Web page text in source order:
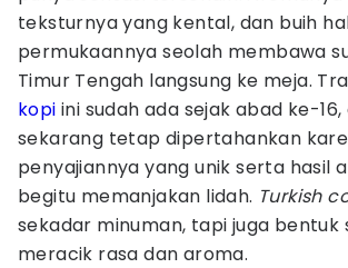
teksturnya yang kental, dan buih
permukaannya seolah membawa
Timur Tengah langsung ke meja.
kopi ini sudah ada sejak abad ke-
sekarang tetap dipertahankan
penyajiannya yang unik serta hasil
begitu memanjakan lidah. Turkish
sekadar minuman, tapi juga bentuk
meracik rasa dan aroma.